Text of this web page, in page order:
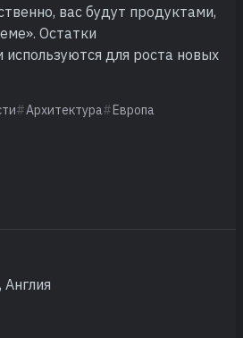
вас будут продуктами,
Остатки
для роста новых
Архитектура
Европа